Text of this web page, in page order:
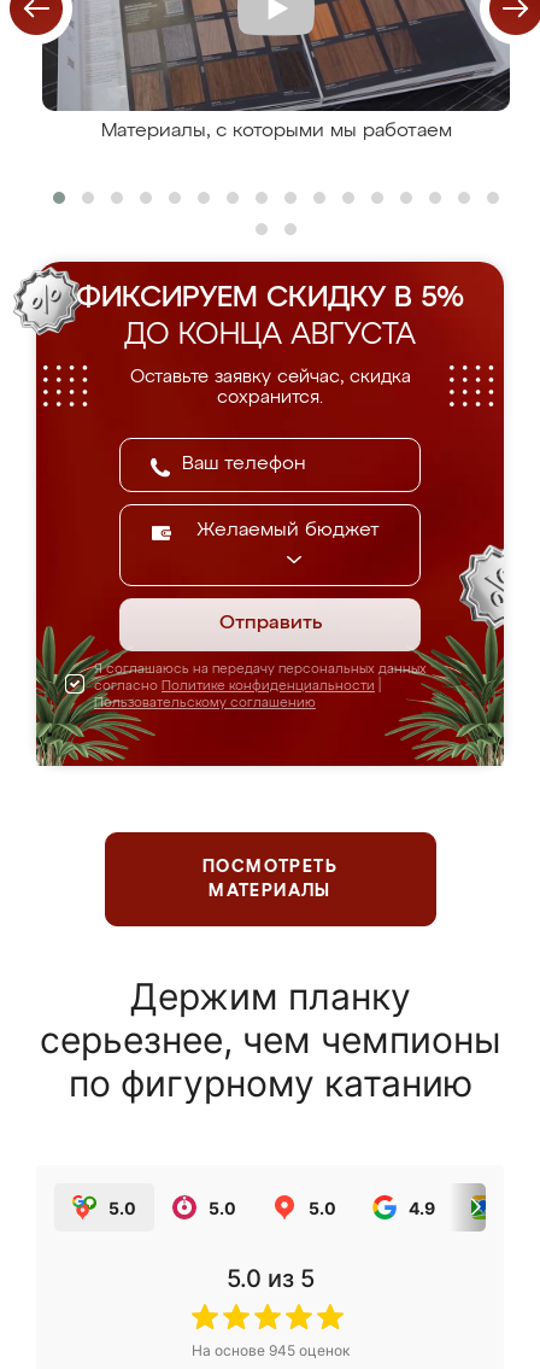
Материалы, с которыми мы работаем
ФИКСИРУЕМ СКИДКУ В 5%
ДО КОНЦА АВГУСТА
Оставьте заявку сейчас, скидка
сохранится.
Желаемый бюджет
Отправить
Я соглашаюсь на передачу персональных данных
согласно Политике конфиденциальности
Пользовательскому соглашению
ПОСМОТРЕТЬ
МАТЕРИАЛЫ
Держим планку
серьезнее, чем чемпионы
по фигурному катанию
5.0 5.0 5.0 4.9
5.0 из 5
На основе 945оценок